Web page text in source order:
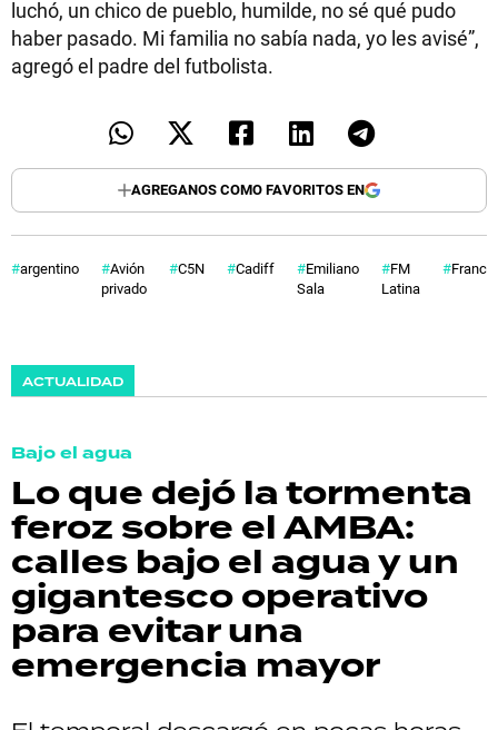
luchó, un chico de pueblo, humilde, no sé qué pudo
haber pasado. Mi familia no sabía nada, yo les avisé”,
agregó el padre del futbolista.
AGREGANOS COMO FAVORITOS EN
argentino
Avión
privado
C5N Cadiff
Emiliano
Sala
FM
Latina
Francia
ACTUALIDAD
Bajo el agua
Lo que dejó la tormenta
feroz sobre el AMBA:
calles bajo el agua y un
gigantesco operativo
para evitar una
emergencia mayor